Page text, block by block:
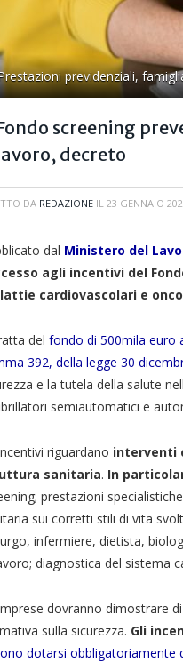
previdenziali,
screening
lavoro, decreto
DA REDAZIONE IL 23 GENNAIO
dal Ministero del
agli incentivi del
cardiovascolari e
del fondo di 500mila euro
392, della legge 30
e la tutela della salute
semiautomatici e
riguardano interventi
sanitaria. In
prestazioni
sui corretti stili di vita
infermiere, dietista,
diagnostica del sistema
dovranno dimostrare
sulla sicurezza. Gli
dotarsi obbligatoriamente